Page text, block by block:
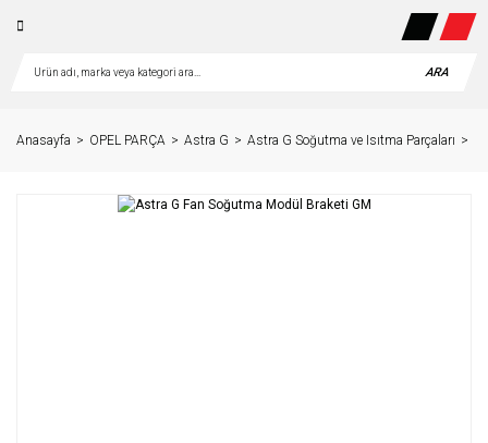
ARA
Anasayfa OPEL PARÇA Astra G Astra G Soğutma ve Isıtma Parçaları